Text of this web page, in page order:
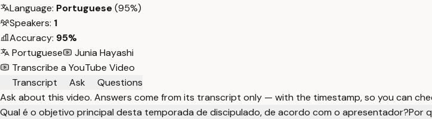
Language: Portuguese(95%)
Speakers: 1
Accuracy: 95%
Portuguese
Junia Hayashi
Transcribe a YouTube Video
Transcript
Ask
Questions
Ask about this video. Answers come from its transcript only — with the timestamp, so you can
Qual é o objetivo principal desta temporada de discipulado, de acordo com o apresentador?Por